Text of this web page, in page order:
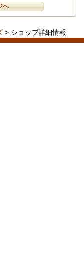
へ
> ショップ詳細情報